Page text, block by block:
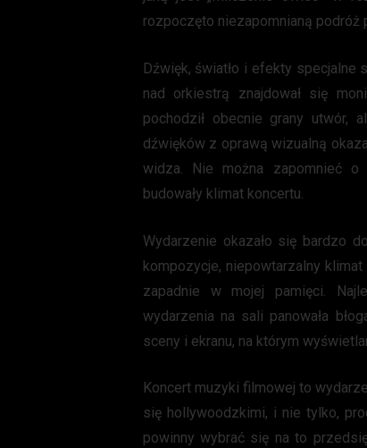
rozpoczęto niezapomnianą
Dźwięk, światło i efekty specjalne
nad orkiestrą znajdował się
pochodził obecnie grany utwór,
dźwięków z oprawą wizualną
widza. Nie można zapomnieć o
budowały klimat koncertu.
Wydarzenie okazało się bardzo
kompozycje, niepowtarzalny klimat
zapadnie w mojej pamięci.
wydarzenia na sali panowała
sceny i ekranu, na którym
Koncert muzyki filmowej to
się hollywoodzkimi, i nie tylko,
powinny wybrać się na to